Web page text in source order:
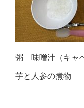
粥 味噌汁（キャ
芋と人参の煮物